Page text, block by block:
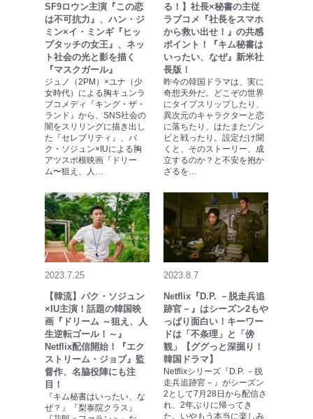
SF9ロウン主演『この恋
は不可抗力』、ハン・ジ
ミン×イ・ミンギ『ヒッ
プタッチの女王』、ネッ
ト社会の光と影を描く
『マスクガール』
ジュノ（2PM）×ユナ（少
女時代）による胸キュンラ
ブコメディ『キング・ザ・
ランド』から、SNS社会の
闇をスリリングに描き出し
た『セレブリティ』、パ
ク・ソジュン×IUによる胸
アツスポ根映画『ドリー
ム〜狙え、人…
る！】社長×秘書の主従
ラブコメ『社長をスマホ
から救い出せ！』の共感
ポイント！『キム秘書は
いったい、なぜ』新米社
長版！
昨今の韓国ドラマは、実に
奇想天外だ。どこぞの世界
にタイプスリップしたり、
異次元のキャラクターと恋
に落ちたり、はたまたゾン
ビと戦ったり。設定だけ聞
くと、そのストーリー、成
立するのか？と不安を抱か
ざるを…
2023.7.25
【韓流】パク・ソジュン
×IU主演！話題の韓国映
画『ドリーム ～狙え、人
生逆転ゴール！～』
Netflix配信開始！『エク
ストリーム・ジョブ』監
督作、名脇役陣にも注
目！
『キム秘書はいったい、な
ぜ？』『梨泰院クラス』
2023.8.7
Netflix『D.P. －脱走兵追
跡官－』はシーズン2もや
っぱり面白い！キーワー
ドは「不条理」と「傍
観」【ググっと深掘り！
韓国ドラマ】
Netflixシリーズ『D.P. －脱
走兵追跡官－』がシーズン
2として7月28日から配信さ
れ、2年ぶりに帰ってき
た。いやもう本当に楽しみ